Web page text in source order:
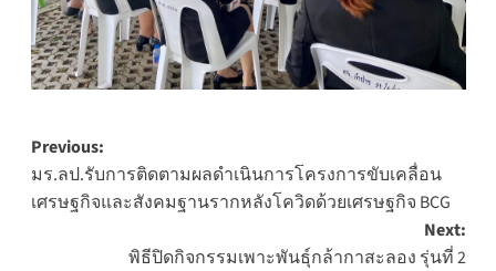
Post
navigation
Previous:
มร.ลป.รับการติดตามผลดำเนินการโครงการขับเคลื่อน
เศรษฐกิจและสังคมฐานรากหลังโควิดด้วยเศรษฐกิจ BCG
Next:
พิธีปิดกิจกรรมเพาะพันธุ์กล้ากาสะลอง รุ่นที่ 2